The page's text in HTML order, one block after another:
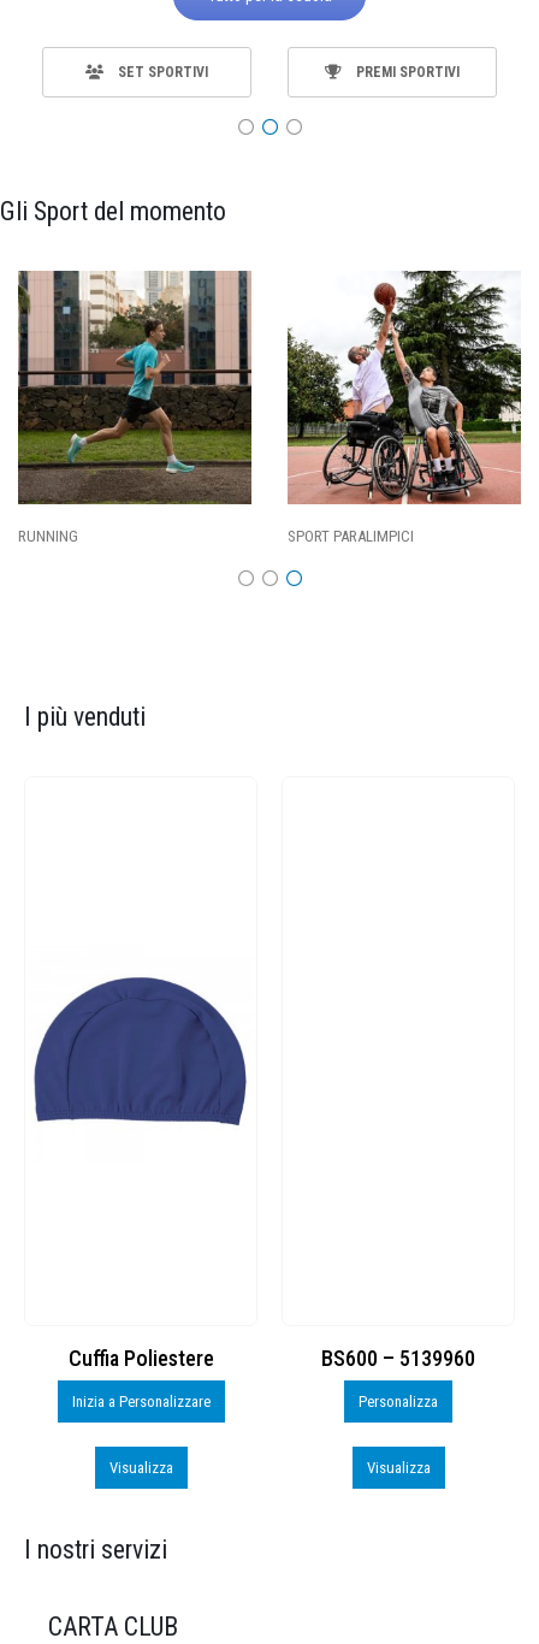
SET SPORTIVI PREMI SPORTIVI
Gli Sport del momento
RUNNING SPORT PARALIMPICI
I più venduti
Cuffia Poliestere
Inizia a Personalizzare
Visualizza
BS600 – 5139960
Personalizza
Visualizza
I nostri servizi
CARTA CLUB